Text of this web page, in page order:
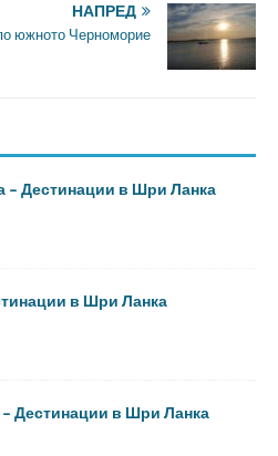
НАПРЕД
южното Черноморие
– Дестинации в Шри Ланка
в Шри Ланка
Дестинации в Шри Ланка